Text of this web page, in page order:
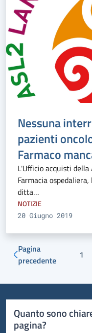
Nessuna
pazienti
Farmaco
L'Ufficio acquisti
Farmacia
ditta…
NOTIZIE
20 Giugno 2019
Pagina
precedente
1
Quanto sono
pagina?